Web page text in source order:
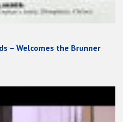
– Welcomes the Brunner